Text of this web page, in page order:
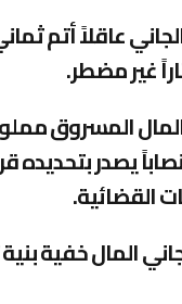
عاقلاً أتم
غير مضطر.
المسروق
يصدر بتحديده
القضائية.